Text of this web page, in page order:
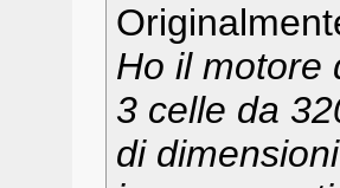
Ho il motore
3 celle da
di